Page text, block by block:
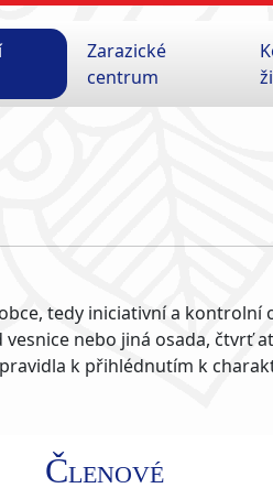
Zarazické
centrum
tedy iniciativní a
nebo jiná osada, čtvrť
k přihlédnutím k
Členové